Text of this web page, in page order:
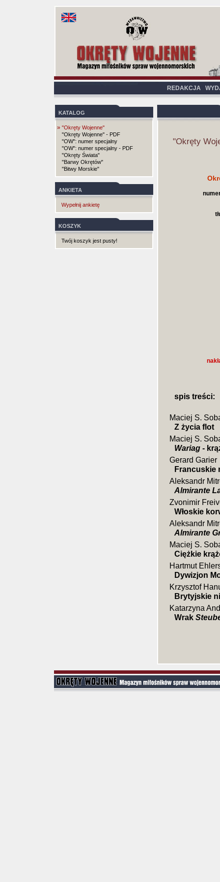
REDAKCJA
KATALOG
» "Okręty Wojenne"
"Okręty Wojenne" - PDF
"OW": numer specjalny
"OW": numer specjalny - PDF
"Okręty Świata"
"Barwy Okrętów"
"Bitwy Morskie"
ANKIETA
Wypełnij ankietę
KOSZYK
Twój koszyk jest pusty!
"Okręty
spis treści:
Maciej S.
Z życia flot
Maciej S.
Wariag -
Gerard Garier
Francuskie
Aleksandr
Almirante
Zvonimir
Włoskie
Aleksandr
Almirante
Maciej S.
Ciężkie
Hartmut
Dywizjon
Krzysztof
Brytyjskie
Katarzyna
Wrak